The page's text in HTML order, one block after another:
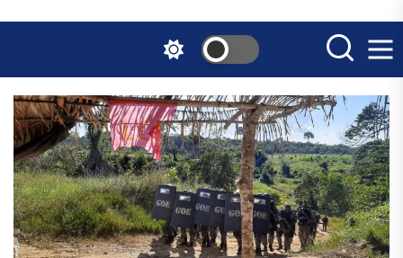
the
content